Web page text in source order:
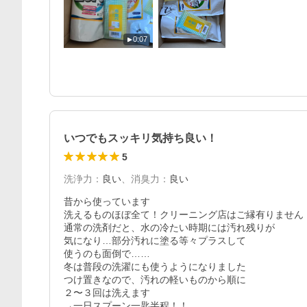
0:07
いつでもスッキリ気持ち良い！
5
洗浄力 ： 良い 消臭力 ： 良い
昔から使っています
洗えるものほぼ全て！クリーニング店はご縁有りません
通常の洗剤だと、水の冷たい時期には汚れ残りが
気になり…部分汚れに塗る等々プラスして
使うのも面倒で……
冬は普段の洗濯にも使うようになりました
つけ置きなので、汚れの軽いものから順に
２〜３回は洗えます